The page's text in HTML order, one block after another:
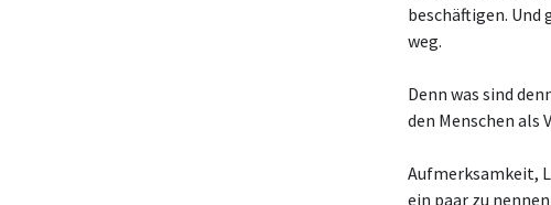
beschäftigen.
weg.
Denn was sind
den Menschen als
Aufmerksamkeit,
ein paar zu